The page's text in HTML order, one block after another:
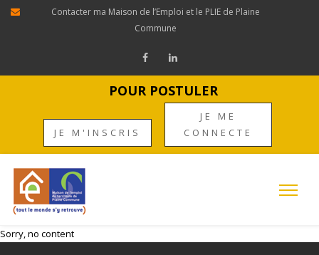
Contacter ma Maison de l’Emploi et le PLIE de Plaine
Commune
POUR POSTULER
JE M'INSCRIS
JE ME
CONNECTE
Sorry, no content